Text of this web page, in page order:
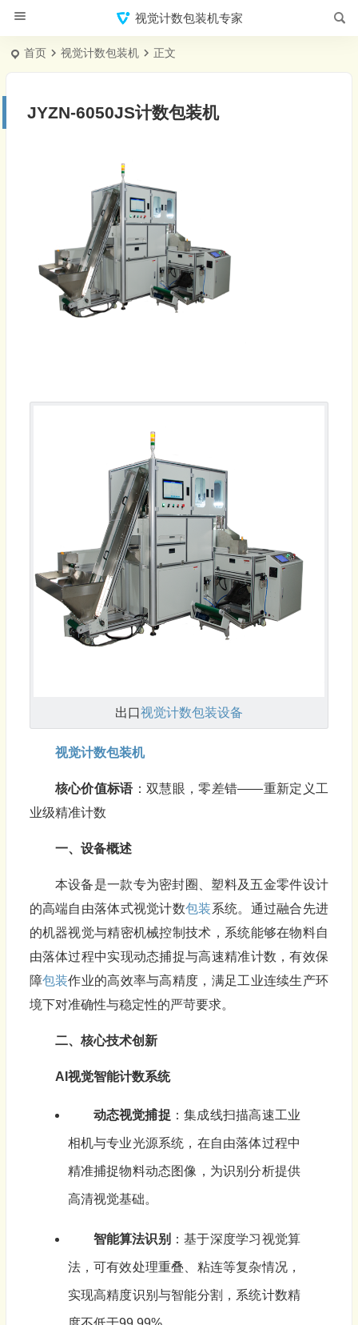
视觉计数包装机专家
首页 视觉计数包装机 正文
JYZN-6050JS计数包装机
出口视觉计数包装设备
视觉计数包装机
核心价值标语：双慧眼，零差错——重新定义工
业级精准计数
一、设备概述
本设备是一款专为密封圈、塑料及五金零件设计
的高端自由落体式视觉计数包装系统。通过融合先进
的机器视觉与精密机械控制技术，系统能够在物料自
由落体过程中实现动态捕捉与高速精准计数，有效保
障包装作业的高效率与高精度，满足工业连续生产环
境下对准确性与稳定性的严苛要求。
二、核心技术创新
AI视觉智能计数系统
动态视觉捕捉 ：集成线扫描高速工业
相机与专业光源系统，在自由落体过程中
精准捕捉物料动态图像，为识别分析提供
高清视觉基础。
智能算法识别 ：基于深度学习视觉算
法，可有效处理重叠、粘连等复杂情况，
实现高精度识别与智能分割，系统计数精